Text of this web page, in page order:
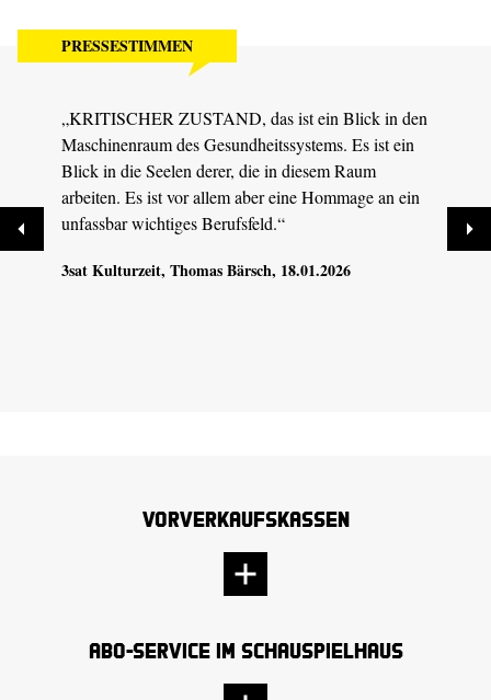
PRESSESTIMMEN
„KRITISCHER ZUSTAND, das ist ein Blick in den
Maschinenraum des Gesundheitssystems. Es ist ein
Blick in die Seelen derer, die in diesem Raum
arbeiten. Es ist vor allem aber eine Hommage an ein
unfassbar wichtiges Berufsfeld.“
3sat Kulturzeit, Thomas Bärsch, 18.01.2026
Vorverkaufskassen
Abo-Service im Schauspielhaus